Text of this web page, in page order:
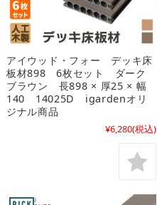
アイウッド・フォー デッキ床
板材898 6枚セット ダーク
ブラウン 長898 × 厚25 × 幅
140 14025D igardenオリ
ジナル商品
¥6,280(税込)